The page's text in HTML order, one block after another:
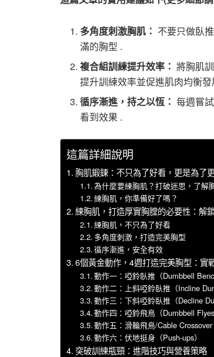
多角度刺激胸肌： 不要只做臥
滿的胸型 .
複合組訓練提升效率： 將胸肌
提升訓練效率並促進肌肉均衡發
循序漸進，持之以恆： 每週嘗
看到效果 .
這篇詳細說明
胸肌鍛鍊：不只為了好看，更是為了
為什麼要練胸肌？打破迷思，了解
練胸肌，你準備好了嗎？
練胸肌，打造厚實胸膛的必要性：解
練胸肌，不只為了好看
多角度刺激，打造完美胸型
循序漸進，安全有效
6個黃金動作，4週打造完美胸型：實
動作一：啞鈴臥推（Dumbbell
動作二：上斜啞鈴臥推（Incline
動作三：下斜啞鈴臥推（Decline
動作四：啞鈴飛鳥（Dumbbell Flyes
動作五：滑輪飛鳥/Cable Crossover
動作六：伏地挺身（Push-ups）
突破訓練瓶頸：進階技巧與營養策略